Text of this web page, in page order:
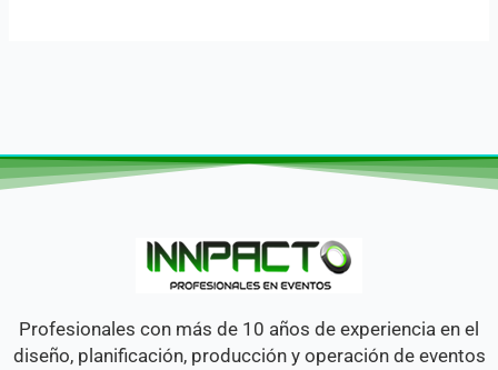
Profesionales con más de 10 años de experiencia en el
diseño, planificación, producción y operación de eventos